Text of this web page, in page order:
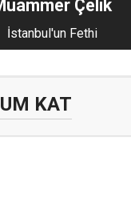
Çelik
İstanbul'un Fethi
KAT